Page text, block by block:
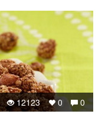
0
0
12123